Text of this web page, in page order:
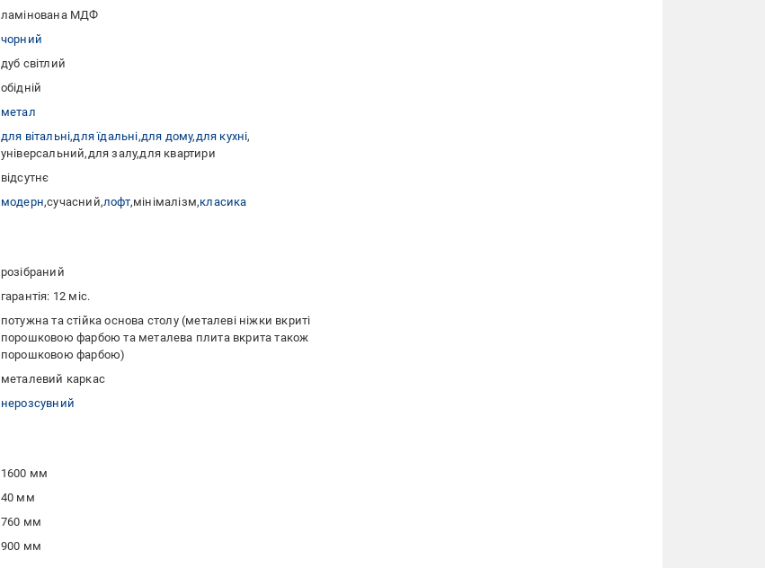
ламінована МДФ
чорний
дуб світлий
обідній
метал
для вітальні для їдальні для дому для кухні
універсальний для залу для квартири
відсутнє
модерн сучасний лофт мінімалізм класика
розібраний
гарантія: 12 міс.
потужна та стійка основа столу (металеві ніжки вкриті
порошковою фарбою та металева плита вкрита також
порошковою фарбою)
металевий каркас
нерозсувний
1600 мм
40 мм
760 мм
900 мм